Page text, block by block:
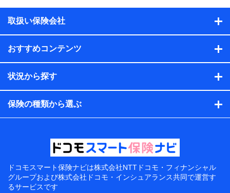
取扱い保険会社
おすすめコンテンツ
状況から探す
保険の種類から選ぶ
ドコモスマート保険ナビは株式会社NTTドコモ・フィナンシャル
グループおよび株式会社ドコモ・インシュアランス共同で運営す
るサービスです